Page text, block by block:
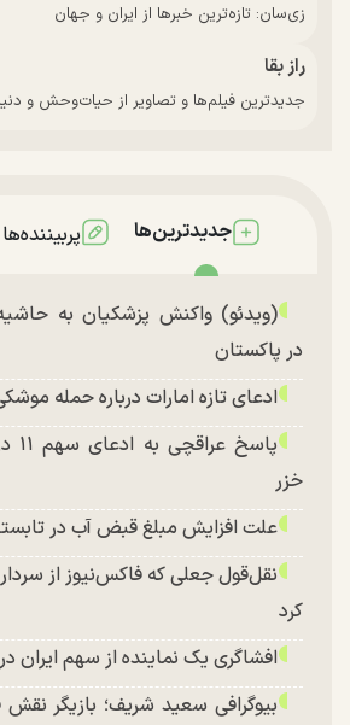
زی‌سان: تازه‌ترین خبرها از ایران و جهان
راز بقا
جدیدترین فیلم‌ها و تصاویر از حیات‌وحش و
جدیدترین‌ها پربیننده‌ها
(ویدئو) واکنش پزشکیان به
در پاکستان
ادعای تازه امارات درباره حمله
خزر
علت افزایش مبلغ قبض آب در
نقل‌قول جعلی که فاکس‌نیوز از
کرد
افشاگری یک نماینده از سهم ایران
بیوگرافی سعید شریف؛ بازیگر